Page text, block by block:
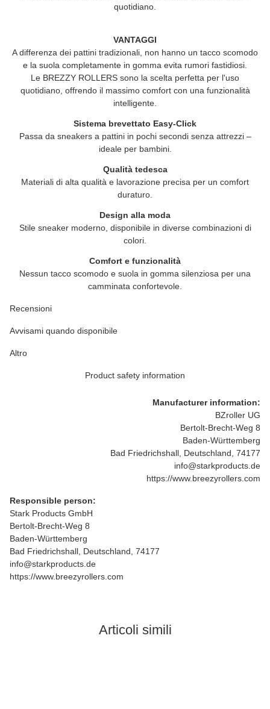
quotidiano.
VANTAGGI
A differenza dei pattini tradizionali, non hanno un tacco scomodo
e la suola completamente in gomma evita rumori fastidiosi.
Le BREZZY ROLLERS sono la scelta perfetta per l'uso
quotidiano, offrendo il massimo comfort con una funzionalità
intelligente.
Sistema brevettato Easy-Click
Passa da sneakers a pattini in pochi secondi senza attrezzi –
ideale per bambini.
Qualità tedesca
Materiali di alta qualità e lavorazione precisa per un comfort
duraturo.
Design alla moda
Stile sneaker moderno, disponibile in diverse combinazioni di
colori.
Comfort e funzionalità
Nessun tacco scomodo e suola in gomma silenziosa per una
camminata confortevole.
Recensioni
Avvisami quando disponibile
Altro
Product safety information
Manufacturer information:
BZroller UG
Bertolt-Brecht-Weg 8
Baden-Württemberg
Bad Friedrichshall, Deutschland, 74177
info@starkproducts.de
https://www.breezyrollers.com
Responsible person:
Stark Products GmbH
Bertolt-Brecht-Weg 8
Baden-Württemberg
Bad Friedrichshall, Deutschland, 74177
info@starkproducts.de
https://www.breezyrollers.com
Articoli simili